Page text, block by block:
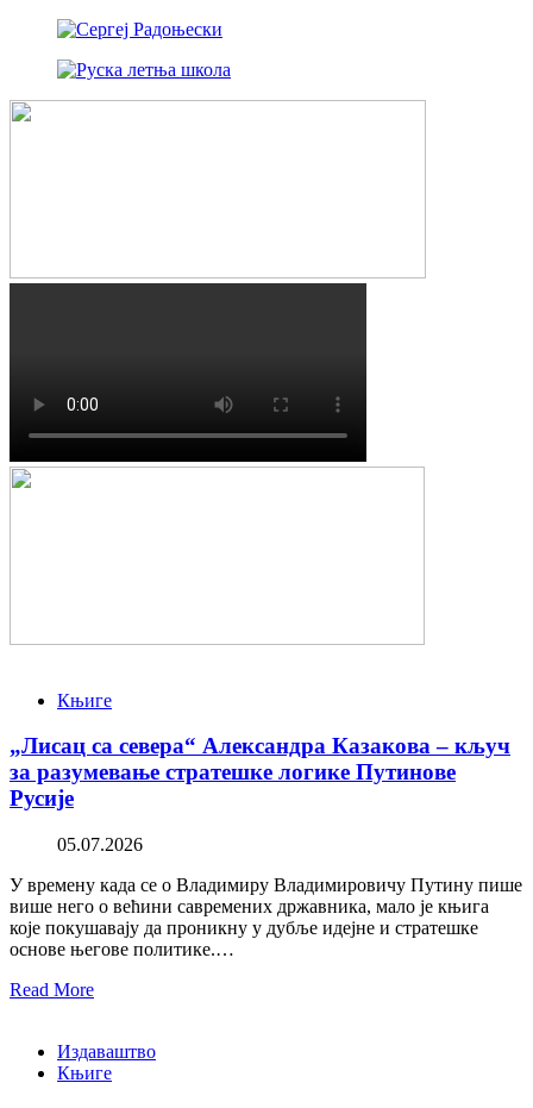
Књиге
„Лисац са севера“ Александра Казакова – кључ
за разумевање стратешке логике Путинове
Русије
05.07.2026
У времену када се о Владимиру Владимировичу Путину пише
више него о већини савремених државника, мало је књига
које покушавају да проникну у дубље идејне и стратешке
основе његове политике.…
Read More
Издаваштво
Књиге